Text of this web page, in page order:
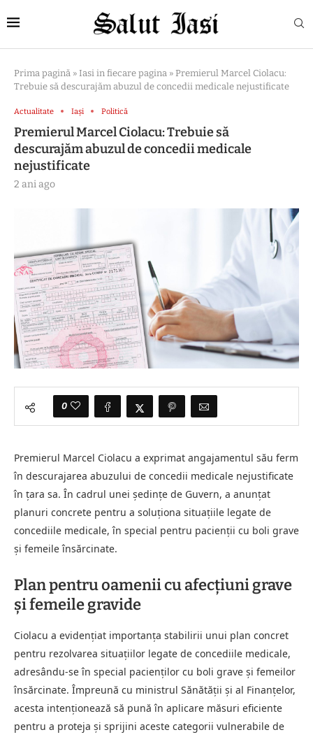
Prima pagină » Iasi in fiecare pagina » Premierul Marcel Ciolacu:
Trebuie să descurajăm abuzul de concedii medicale nejustificate
Actualitate Iași Politică
Premierul Marcel Ciolacu: Trebuie să
descurajăm abuzul de concedii medicale
nejustificate
2 ani ago
0
Premierul Marcel Ciolacu a exprimat angajamentul său ferm
în descurajarea abuzului de concedii medicale nejustificate
în țara sa. În cadrul unei ședințe de Guvern, a anunțat
planuri concrete pentru a soluționa situațiile legate de
concediile medicale, în special pentru pacienții cu boli grave
și femeile însărcinate.
Plan pentru oamenii cu afecțiuni grave
și femeile gravide
Ciolacu a evidențiat importanța stabilirii unui plan concret
pentru rezolvarea situațiilor legate de concediile medicale,
adresându-se în special pacienților cu boli grave și femeilor
însărcinate. Împreună cu ministrul Sănătății și al Finanțelor,
acesta intenționează să pună în aplicare măsuri eficiente
pentru a proteja și sprijini aceste categorii vulnerabile de